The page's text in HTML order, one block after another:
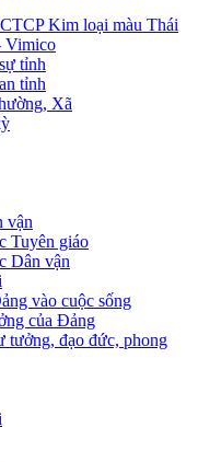
Kim loại màu Thái
Vimico
tỉnh
tỉnh
Xã
vận
Tuyên giáo
Dân vận
vào cuộc sống
của Đảng
tưởng, đạo đức, phong